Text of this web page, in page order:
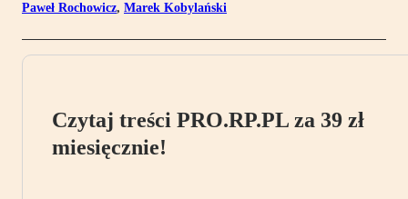
Paweł Rochowicz, Marek Kobylański
Czytaj treści PRO.RP.PL za 39 zł
miesięcznie!